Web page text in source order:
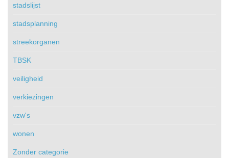
stadslijst
stadsplanning
streekorganen
TBSK
veiligheid
verkiezingen
vzw's
wonen
Zonder categorie